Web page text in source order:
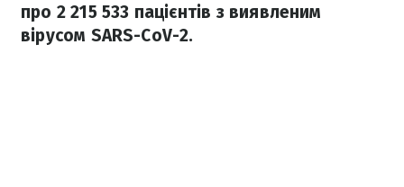
про 2 215 533 пацієнтів з виявленим
вірусом SARS-CoV-2.